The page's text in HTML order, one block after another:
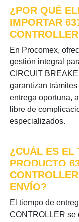
¿POR QUÉ
IMPORTAR
En Procomex,
gestión integral
CIRCUIT
garantizan
entrega oportuna,
libre de
especializados.
¿CUÁL ES EL
PRODUCTO
ENVÍO?
El tiempo de
CONTROLLER se